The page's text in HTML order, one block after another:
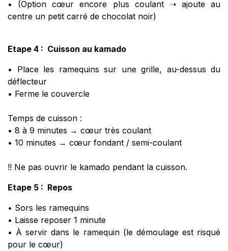
• (Option cœur encore plus coulant ➝ ajoute au
centre un petit carré de chocolat noir)
Etape 4 : Cuisson au kamado
• Place les ramequins sur une grille, au-dessus du
déflecteur
• Ferme le couvercle
Temps de cuisson :
• 8 à 9 minutes → cœur très coulant
• 10 minutes → cœur fondant / semi-coulant
!! Ne pas ouvrir le kamado pendant la cuisson.​
Etape 5 : Repos
• Sors les ramequins
• Laisse reposer 1 minute
• À servir dans le ramequin (le démoulage est risqué
pour le cœur)